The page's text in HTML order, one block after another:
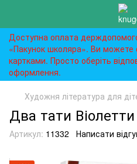
Доступна оплата
«Пакунок школяра». Ви
картками. Просто оберіть
оформлення.
Художня література для
Два тати Віолетти
Артикул: 11332 Написати